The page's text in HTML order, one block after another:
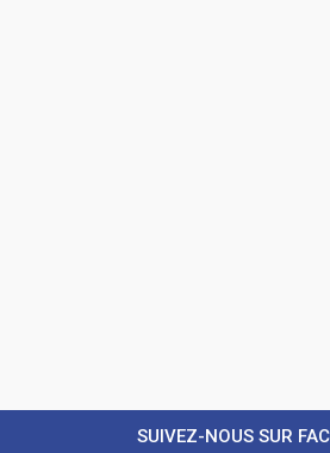
SUIVEZ-NOUS SUR